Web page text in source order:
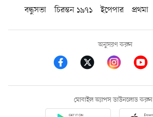
বন্ধুসভা
চিরন্তন ১৯৭১ ইপেপার প্রথমা
অনুসরণ করুন
মোবাইল অ্যাপস ডাউনলোড করুন